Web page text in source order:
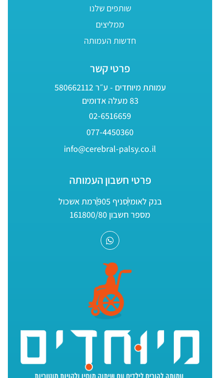
שותפים שלנו
ממליצים
חדשות העמותה
פרטי קשר
עמותת מיוחדים - ע״ר 580662112
83 מעלה אדומים
02-6516659
077-4450360
info@cerebral-palsy.co.il
פרטי חשבון העמותה
בנק לאומיסניף 905
רמת אשכול
מספר חשבון 161800/80